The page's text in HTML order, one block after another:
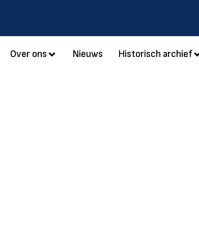
Over ons Nieuws Historisch archief